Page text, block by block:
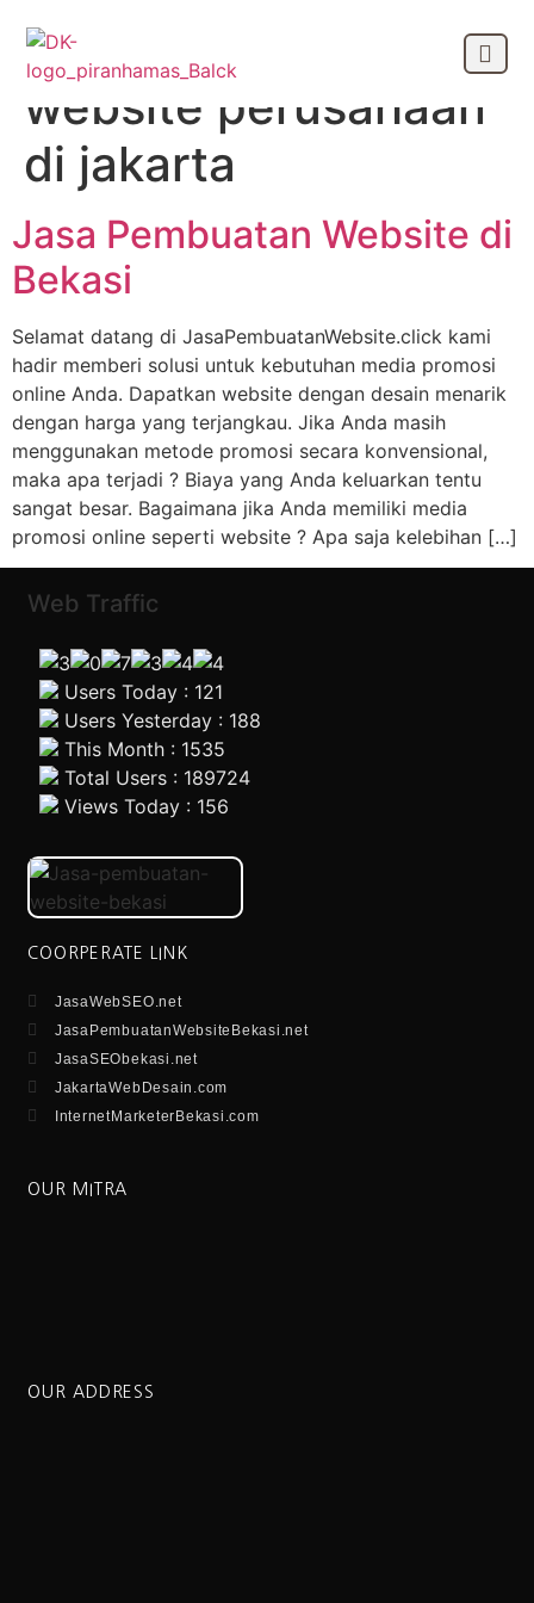
Tag:
jasa pembuatan
website perusahaan
di jakarta
Jasa Pembuatan Website di
Bekasi
Selamat datang di JasaPembuatanWebsite.click kami
hadir memberi solusi untuk kebutuhan media promosi
online Anda. Dapatkan website dengan desain menarik
dengan harga yang terjangkau. Jika Anda masih
menggunakan metode promosi secara konvensional,
maka apa terjadi ? Biaya yang Anda keluarkan tentu
sangat besar. Bagaimana jika Anda memiliki media
promosi online seperti website ? Apa saja kelebihan […]
Web Traffic
Users Today : 121
Users Yesterday : 188
This Month : 1535
Total Users : 189724
Views Today : 156
COORPERATE LINK
JasaWebSEO.net
JasaPembuatanWebsiteBekasi.net
JasaSEObekasi.net
JakartaWebDesain.com
InternetMarketerBekasi.com
OUR MITRA
OUR ADDRESS